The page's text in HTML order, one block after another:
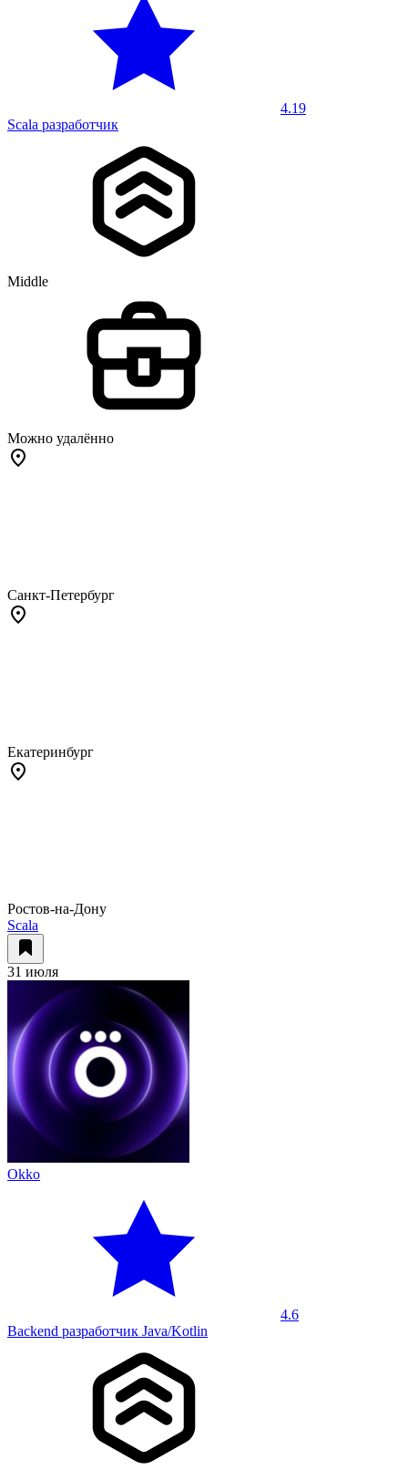
4.19
Scala разработчик
Middle
Можно удалённо
Санкт-Петербург
Екатеринбург
Ростов-на-Дону
Scala
31 июля
Okko
4.6
Backend разработчик Java/Kotlin